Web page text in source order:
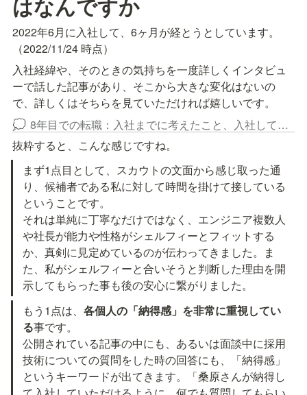
はなんですか
2022年6月に入社して、6ヶ月が経とうとしています。
（2022/11/24 時点）
入社経緯や、そのときの気持ちを一度詳しくインタビュ
ーで話した記事があり、そこから大きな変化はないの
で、詳しくはそちらを見ていただければ嬉しいです。
💭
8年目での転職：入社までに考えたこと、入社してから感じたこと
抜粋すると、こんな感じですね。
まず1点目として、スカウトの文面から感じ取った通
り、候補者である私に対して時間を掛けて接している
ということです。
それは単純に丁寧なだけではなく、エンジニア複数人
や社長が能力や性格がシェルフィーとフィットする
か、真剣に見定めているのが伝わってきました。ま
た、私がシェルフィーと合いそうと判断した理由を開
示してもらった事も後の安心に繋がりました。
もう1点は、各個人の「納得感」を非常に重視してい
る事です。
公開されている記事の中にも、あるいは面談中に採用
技術についての質問をした時の回答にも、「納得感」
というキーワードが出てきます。「桑原さんが納得し